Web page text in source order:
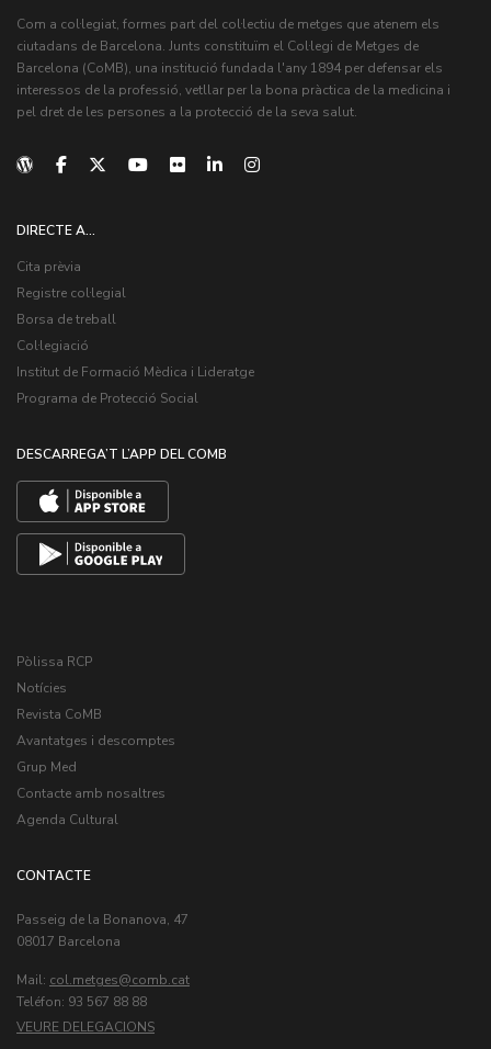
Com a col·legiat, formes part del col·lectiu de metges que atenem els
ciutadans de Barcelona. Junts constituïm el Col·legi de Metges de
Barcelona (CoMB), una institució fundada l'any 1894 per defensar els
interessos de la professió, vetllar per la bona pràctica de la medicina i
pel dret de les persones a la protecció de la seva salut.
DIRECTE A...
Cita prèvia
Registre col·legial
Borsa de treball
Col·legiació
Institut de Formació Mèdica i Lideratge
Programa de Protecció Social
DESCARREGA’T L’APP DEL COMB
Pòlissa RCP
Notícies
Revista CoMB
Avantatges i descomptes
Grup Med
Contacte amb nosaltres
Agenda Cultural
CONTACTE
Passeig de la Bonanova, 47
08017 Barcelona
Mail: col.metges
Teléfon: 93 567 88 88
VEURE DELEGACIONS